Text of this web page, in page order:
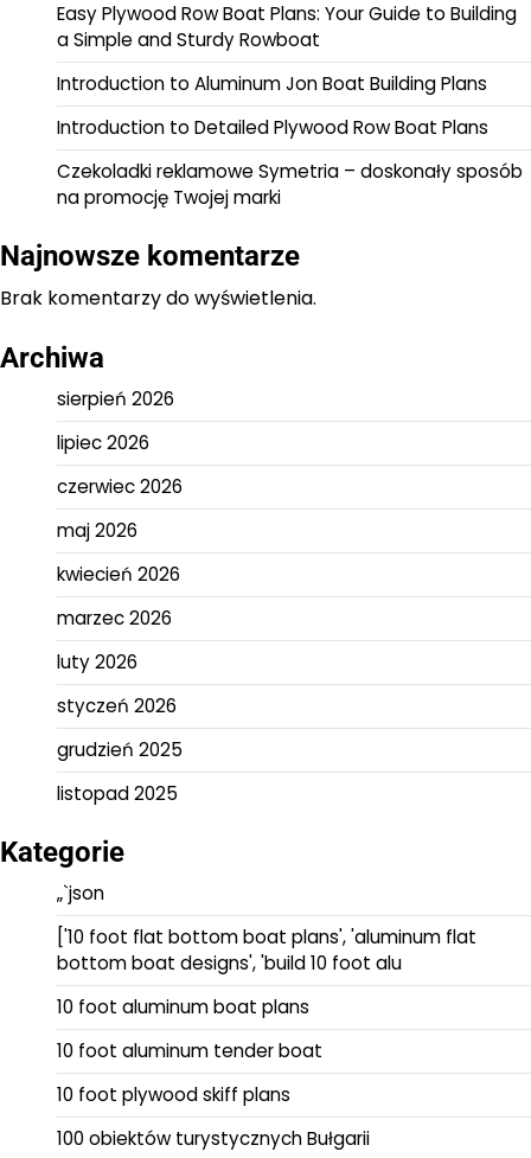
Easy Plywood Row Boat Plans: Your Guide to Building
a Simple and Sturdy Rowboat
Introduction to Aluminum Jon Boat Building Plans
Introduction to Detailed Plywood Row Boat Plans
Czekoladki reklamowe Symetria – doskonały sposób
na promocję Twojej marki
Najnowsze komentarze
Brak komentarzy do wyświetlenia.
Archiwa
sierpień 2026
lipiec 2026
czerwiec 2026
maj 2026
kwiecień 2026
marzec 2026
luty 2026
styczeń 2026
grudzień 2025
listopad 2025
Kategorie
„`json
['10 foot flat bottom boat plans', 'aluminum flat
bottom boat designs', 'build 10 foot alu
10 foot aluminum boat plans
10 foot aluminum tender boat
10 foot plywood skiff plans
100 obiektów turystycznych Bułgarii